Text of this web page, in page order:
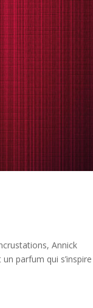
Annick
parfum qui s’inspire